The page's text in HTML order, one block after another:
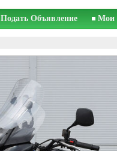
Подать Объявление Мои